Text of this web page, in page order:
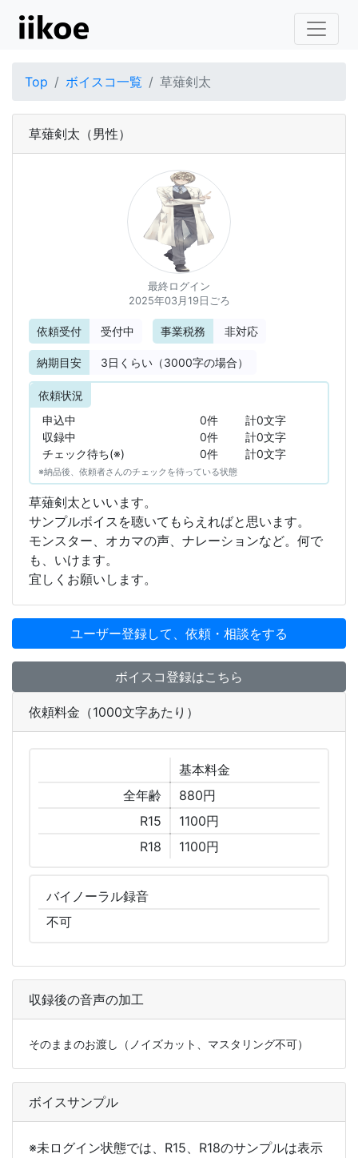
Top ボイスコ一覧 草薙剣太
草薙剣太 （男性）
最終ログイン
2025年03月19日ごろ
依頼受付 受付中 事業税務 非対応
納期目安 3日くらい（3000字の場合）
依頼状況
申込中
0件
計0文字
収録中
0件
計0文字
チェック待ち(※)
0件 計0文字
※納品後、依頼者さんのチェックを待っている状態
草薙剣太といいます。
サンプルボイスを聴いてもらえればと思います。
モンスター、オカマの声、ナレーションなど。何で
も、いけます。
宜しくお願いします。
ユーザー登録して、依頼・相談をする
ボイスコ登録はこちら
依頼料金（1000文字あたり）
基本料金
全年齢
880円
R15
1100円
R18
1100円
バイノーラル録音
不可
収録後の音声の加工
そのままのお渡し（ノイズカット、マスタリング不可）
ボイスサンプル
※未ログイン状態では、R15、R18のサンプルは表示